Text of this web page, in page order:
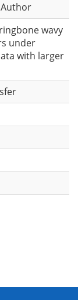
wavy
under
with larger